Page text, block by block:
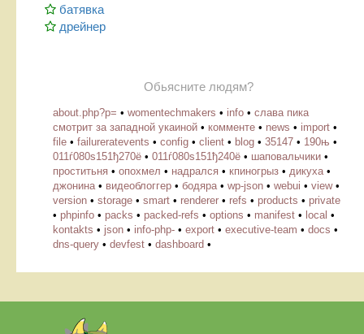
батявка
дрейнер
Обьясните людям?
about.php?p= • womentechmakers • info • слава пика
смотрит за западной укаиной • комменте • news • import •
file • failureratevents • config • client • blog • 35147 • 190њ •
011ѓ080ѕ151ђ270ё • 011ѓ080ѕ151ђ240ё • шаповальчики •
проститьня • опохмел • надрался • кпиногрыз • дикуха •
джонина • видеоблоггер • бодяра • wp-json • webui • view•
version • storage • smart • renderer • refs • products • private
• phpinfo • packs • packed-refs • options • manifest • local •
kontakts • json • info-php- • export • executive-team • docs •
dns-query • devfest • dashboard •